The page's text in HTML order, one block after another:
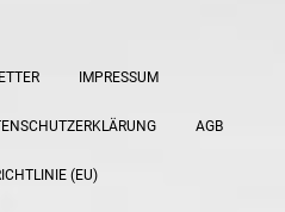
IMPRESSUM
AGB
(EU)